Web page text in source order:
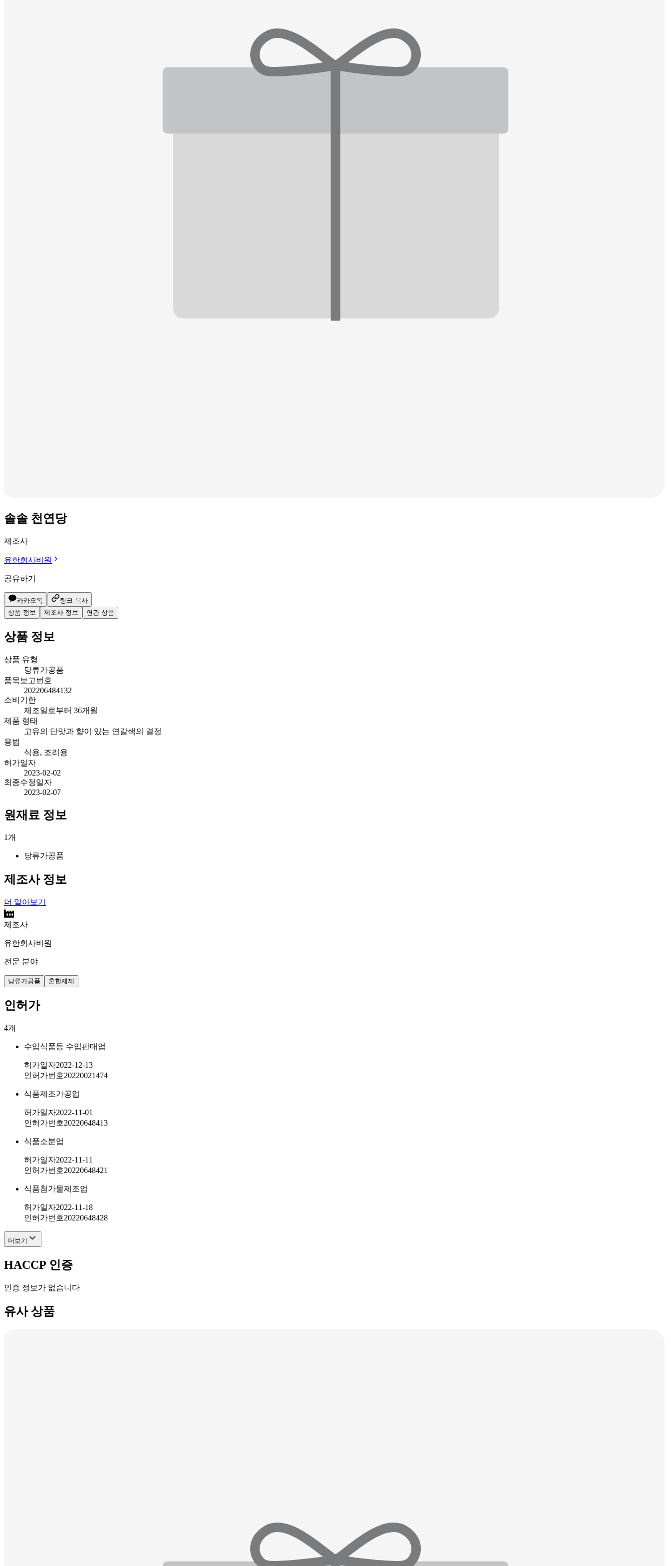
솔솔 천연당
제조사
유한회사비원
공유하기
카카오톡
링크 복사
상품 정보
제조사 정보 연관 상품
상품 정보
상품 유형
당류가공품
품목보고번호
202206484132
소비기한
제조일로부터 36개월
제품 형태
고유의 단맛과 향이 있는 연갈색의 결정
용법
식용, 조리용
허가일자
2023-02-02
최종수정일자
2023-02-07
원재료 정보
1개
당류가공품
제조사 정보
더 알아보기
제조사
유한회사비원
전문 분야
당류가공품 혼합제제
인허가
4개
수입식품등 수입판매업
허가일자2022-12-13
인허가번호20220021474
식품제조가공업
허가일자2022-11-01
인허가번호20220648413
식품소분업
허가일자2022-11-11
인허가번호20220648421
식품첨가물제조업
허가일자2022-11-18
인허가번호20220648428
더보기
HACCP 인증
인증 정보가 없습니다
유사 상품